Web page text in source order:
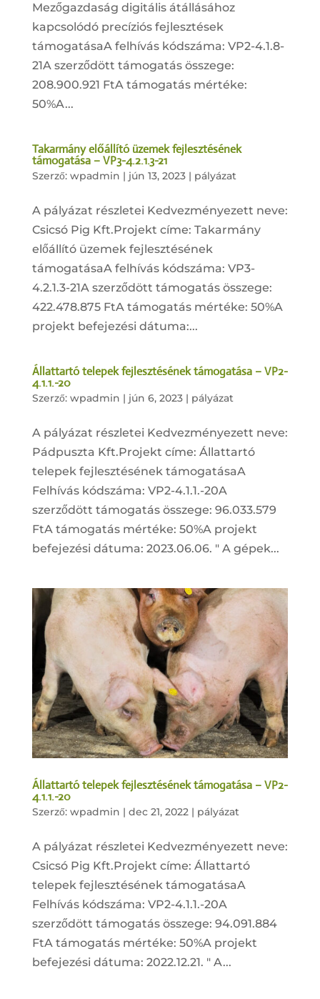
Mezőgazdaság digitális átállásához
kapcsolódó precíziós fejlesztések
támogatásaA felhívás kódszáma: VP2-4.1.8-
21A szerződött támogatás összege:
208.900.921 FtA támogatás mértéke:
50%A...
Takarmány előállító üzemek fejlesztésének
támogatása – VP3-4.2.1.3-21
Szerző: wpadmin | jún 13, 2023| pályázat
A pályázat részletei Kedvezményezett neve:
Csicsó Pig Kft.Projekt címe: Takarmány
előállító üzemek fejlesztésének
támogatásaA felhívás kódszáma: VP3-
4.2.1.3-21A szerződött támogatás összege:
422.478.875 FtA támogatás mértéke: 50%A
projekt befejezési dátuma:...
Állattartó telepek fejlesztésének támogatása – VP2-
4.1.1.-20
Szerző: wpadmin | jún 6, 2023| pályázat
A pályázat részletei Kedvezményezett neve:
Pádpuszta Kft.Projekt címe: Állattartó
telepek fejlesztésének támogatásaA
Felhívás kódszáma: VP2-4.1.1.-20A
szerződött támogatás összege: 96.033.579
FtA támogatás mértéke: 50%A projekt
befejezési dátuma: 2023.06.06. " A gépek...
Állattartó telepek fejlesztésének támogatása – VP2-
4.1.1.-20
Szerző: wpadmin | dec 21, 2022| pályázat
A pályázat részletei Kedvezményezett neve:
Csicsó Pig Kft.Projekt címe: Állattartó
telepek fejlesztésének támogatásaA
Felhívás kódszáma: VP2-4.1.1.-20A
szerződött támogatás összege: 94.091.884
FtA támogatás mértéke: 50%A projekt
befejezési dátuma: 2022.12.21. " A...